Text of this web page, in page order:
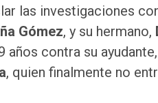
las investigaciones
Gómez, y su hermano,
años contra su ayudante,
, quien finalmente no